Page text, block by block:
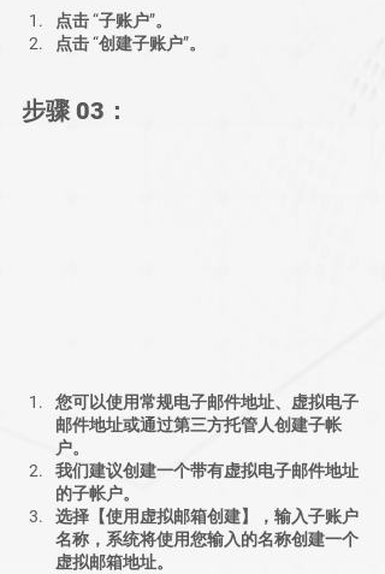
点击 “子账户”。
点击 “创建子账户”。
步骤 03：
您可以使用常规电子邮件地址、虚拟电子
邮件地址或通过第三方托管人创建子帐
户。
我们建议创建一个带有虚拟电子邮件地址
的子帐户。
选择【使用虚拟邮箱创建】，输入子账户
名称，系统将使用您输入的名称创建一个
虚拟邮箱地址。